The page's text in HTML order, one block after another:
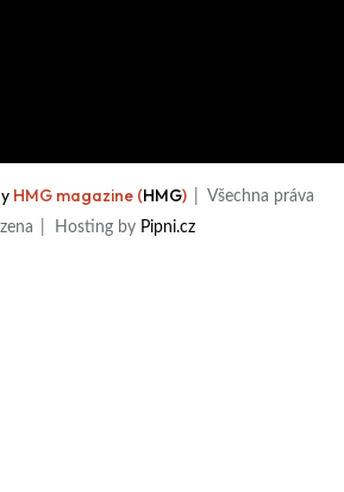
HMG magazine (HMG)
| Všechna práva
| Hosting by Pipni.cz